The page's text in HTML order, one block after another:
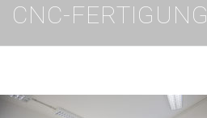
CNC-FERTIGUNG